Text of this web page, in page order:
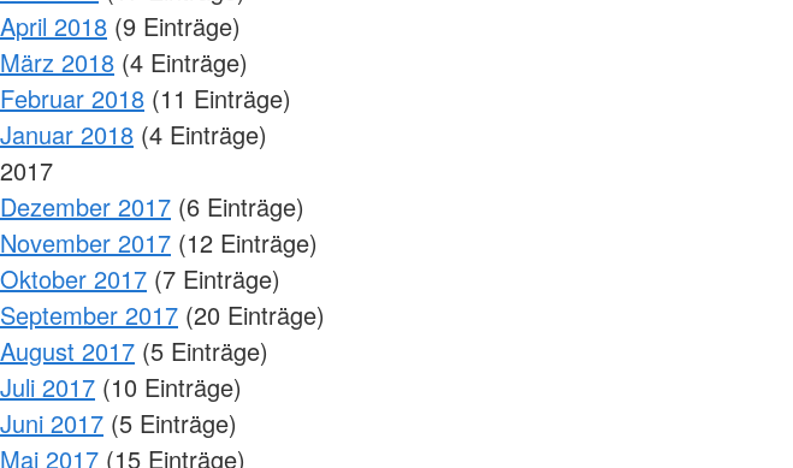
April 2018 (9 Einträge)
März 2018 (4 Einträge)
Februar 2018 (11 Einträge)
Januar 2018 (4 Einträge)
2017
Dezember 2017 (6 Einträge)
November 2017 (12 Einträge)
Oktober 2017 (7 Einträge)
September 2017 (20 Einträge)
August 2017 (5 Einträge)
Juli 2017 (10 Einträge)
Juni 2017 (5 Einträge)
Mai 2017 (15 Einträge)